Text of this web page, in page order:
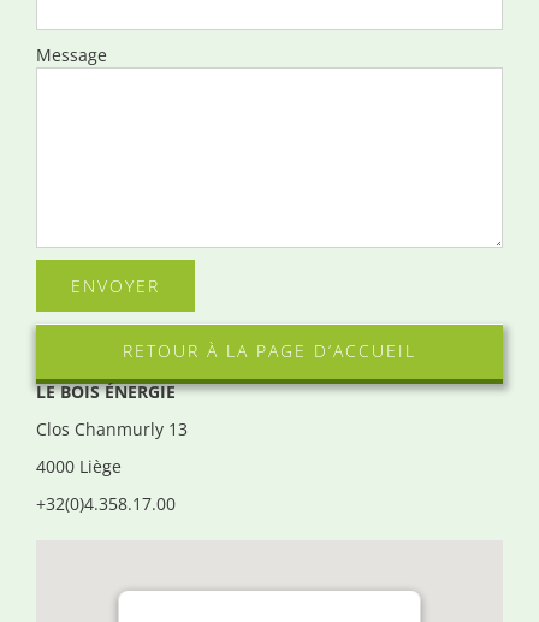
Message
RETOUR À LA PAGE D’ACCUEIL
LE BOIS ÉNERGIE
Clos Chanmurly 13
4000 Liège
+32(0)4.358.17.00